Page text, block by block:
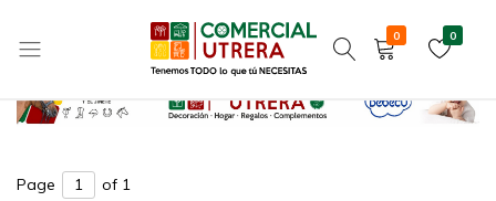
Utrera
TODO
0 0
JUGUETES Y REGALOS VEHÍCULOS A PEDALES NIÑOS
Page of 1